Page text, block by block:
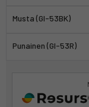
Musta (GI-53BK)
Punainen (GI-53R)